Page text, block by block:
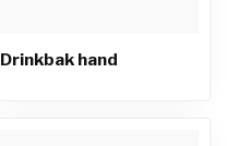
Drinkbak hand